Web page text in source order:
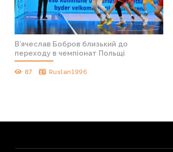
В’ячеслав Бобров близький до
переходу в чемпіонат Польщі
87 Ruslan1996